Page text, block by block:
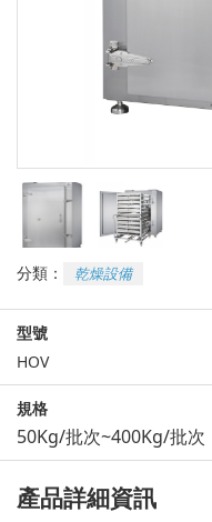
分類： 乾燥設備
型號
HOV
規格
50Kg/批次~400Kg/批次
產品詳細資訊